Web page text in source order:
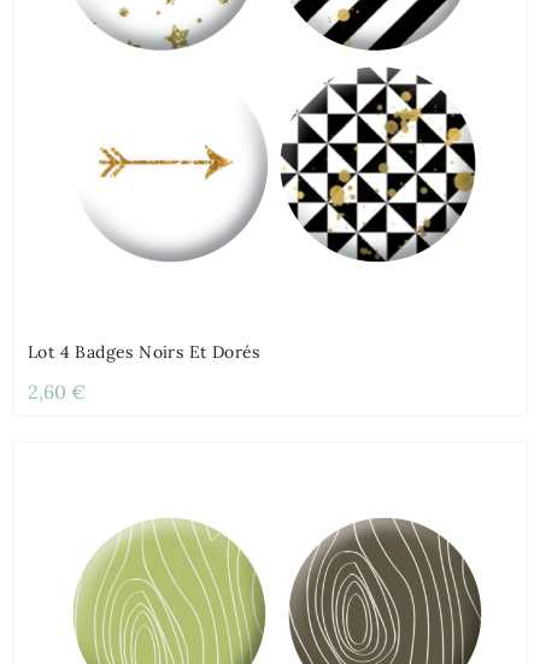
Lot 4 Badges Noirs Et Dorés
2,60 €